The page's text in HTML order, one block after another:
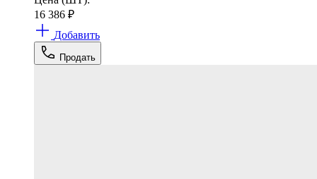
16 386 ₽
Добавить
Продать